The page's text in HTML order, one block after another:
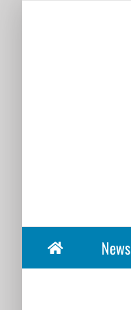
News